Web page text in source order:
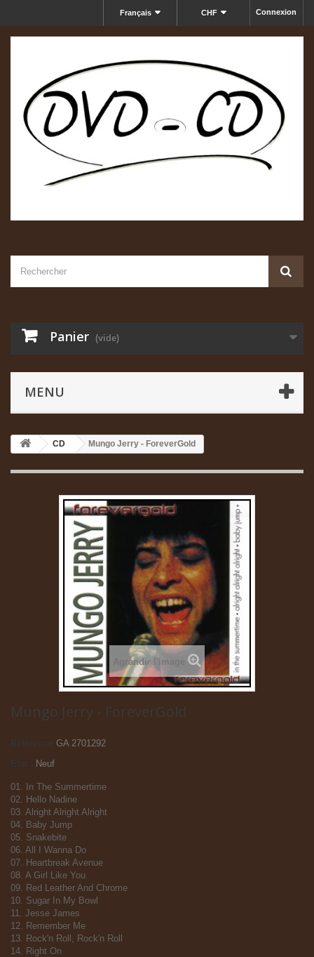
Connexion
CHF
Français
Panier (vide)
MENU
CD Mungo Jerry - ForeverGold
Agrandir l'image
Mungo Jerry - ForeverGold
Référence
GA 2701292
Neuf
01. In The Summertime
02. Hello Nadine
03. Alright Alright Alright
04. Baby Jump
05. Snakebite
06. All I Wanna Do
07. Heartbreak Avenue
08. A Girl Like You
09. Red Leather And Chrome
10. Sugar In My Bowl
11. Jesse James
12. Remember Me
13. Rock'n Roll, Rock'n Roll
14. Right On